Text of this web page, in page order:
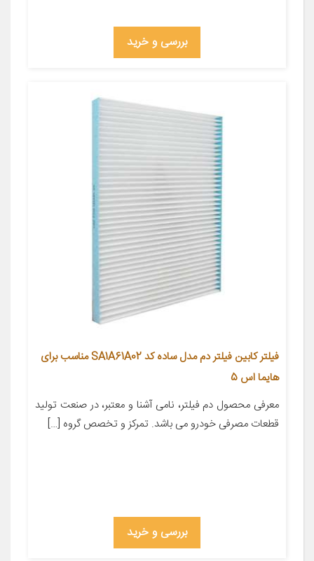
بررسی و خرید
فیلتر کابین فیلتر دم مدل ساده کد SA1A61A02 مناسب برای
هایما اس 5
معرفی محصول دم فیلتر، نامی آشنا و معتبر، در صنعت تولید
قطعات مصرفی خودرو می باشد. تمرکز و تخصص گروه […]
بررسی و خرید